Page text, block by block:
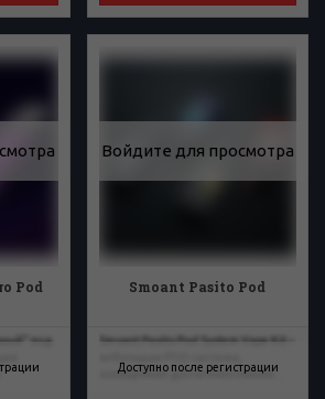
Pod
под
Войдите для просмотра
Smoant Pasito Pod
Доступно после регистрации
Smoant Pasito Pod System Vape Kit –
оснащенная достаточно емким...